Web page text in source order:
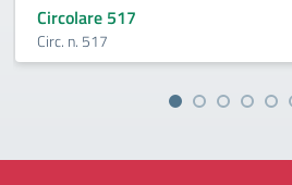
Circolare 517
Circ. n. 517